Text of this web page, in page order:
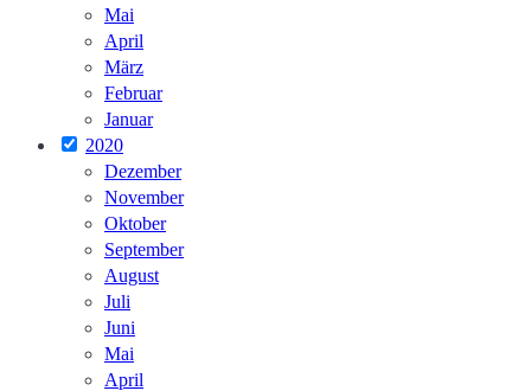
Mai
April
März
Februar
Januar
2020
Dezember
November
Oktober
September
August
Juli
Juni
Mai
April